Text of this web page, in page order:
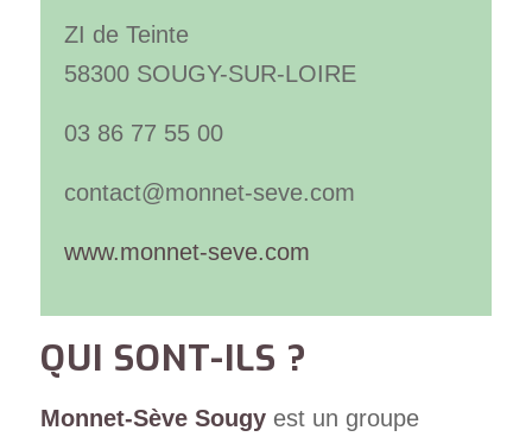
ZI de Teinte
58300 SOUGY-SUR-LOIRE
03 86 77 55 00
contact@monnet-seve.com
www.monnet-seve.com
QUI SONT-ILS ?
Monnet-Sève Sougyest un groupe